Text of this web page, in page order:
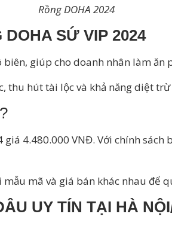
Rồng DOHA 2024
SỨ VIP 2024
giúp cho doanh nhân làm
hút tài lộc và khả năng diệt
4.480.000 VNĐ. Với chính
mã và giá bán khác nhau để
UY TÍN TẠI HÀ